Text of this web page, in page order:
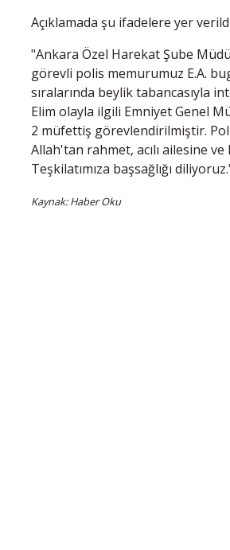
Açıklamada şu ifadelere yer
"Ankara Özel Harekat Şube
görevli polis memurumuz E.A.
sıralarında beylik tabancasıyla
Elim olayla ilgili Emniyet Genel
2 müfettiş görevlendirilmiştir.
Allah'tan rahmet, acılı ailesine ve
Teşkilatımıza başsağlığı
Kaynak: Haber Oku